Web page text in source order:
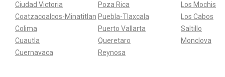
Ciudad Victoria
Coatzacoalcos-Minatitlan
Colima
Cuautla
Cuernavaca
Poza Rica
Puebla-Tlaxcala
Puerto Vallarta
Queretaro
Reynosa
Los Mochis
Los Cabos
Saltillo
Monclova